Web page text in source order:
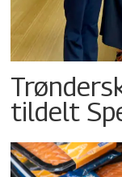
tildelt